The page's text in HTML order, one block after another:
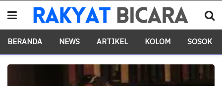
BERANDA NEWS ARTIKEL KOLOM SOSOK